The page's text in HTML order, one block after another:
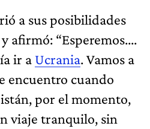
a sus posibilidades
afirmó: “Esperemos....
ir a Ucrania. Vamos a
encuentro cuando
por el momento,
viaje tranquilo, sin